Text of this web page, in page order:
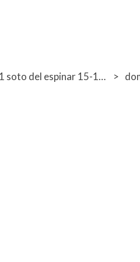
csnp1 soto del espinar 15-16 febrero